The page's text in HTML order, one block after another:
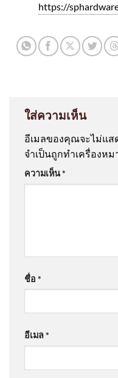
https://
ใส่ความเห็น
อีเมลของคุณจะไม่แส
จำเป็นถูกทำเครื่องหม
ความเห็น*
ชื่อ *
อีเมล*